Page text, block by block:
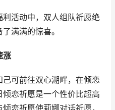
活动中，双人组队祈愿绝
满满的惊喜。
涨
可前往双心湖畔，在倾恋
恋祈愿是一个性价比超高